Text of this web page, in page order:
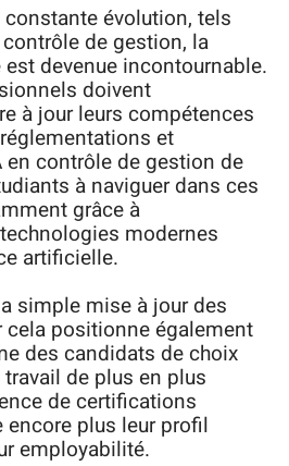
évolution, tels
de gestion, la
devenue incontournable.
doivent
à jour leurs compétences
et
en contrôle de gestion de
à naviguer dans ces
grâce à
modernes
artificielle.
simple mise à jour des
positionne également
des candidats de choix
de plus en plus
de certifications
plus leur profil
employabilité.